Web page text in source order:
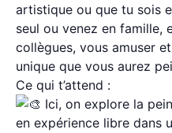
artistique ou que tu sois
seul ou venez en famille,
collègues, vous amuser
unique que vous aurez
Ce qui t’attend :
Ici, on explore la
en expérience libre dans